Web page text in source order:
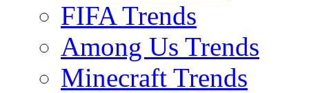
FIFA Trends
Among Us Trends
Minecraft Trends